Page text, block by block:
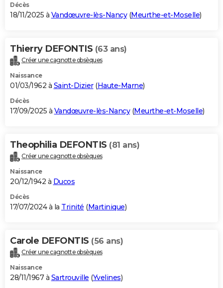
BONS PLANS
Carte de Noël
Carte Bonne année
Carte Saint-Valentin
Carte Pâques
Carte d'anniversaire
DICTIONNAIRE
Dictionnaire
Biographies
Citations
Expressions
Proverbes
PROGRAMME TV
S'inscrire
Se connecter
Lycées
Collèges
Primaires
Universités
Entreprises
Service militaire
Avis de recherche
AVIS DE DÉCÈS
Bricolage
Lifestyle
Culture
Sport
Auto
Television
Voyage
Cinema
Décès
18/11/2025 à Vandœuvre-lès-Nancy(Meurthe-et-Moselle)
Thierry DEFONTIS (63 ans)
Créer une cagnotte obsèques
Naissance
01/03/1962 à Saint-Dizier(Haute-Marne)
Décès
17/09/2025 à Vandœuvre-lès-Nancy(Meurthe-et-Moselle)
Theophilia DEFONTIS (81 ans)
Créer une cagnotte obsèques
Naissance
20/12/1942 à Ducos
Décès
17/07/2024 à la Trinité (Martinique)
Carole DEFONTIS (56 ans)
Créer une cagnotte obsèques
Naissance
28/11/1967 à Sartrouville (Yvelines)